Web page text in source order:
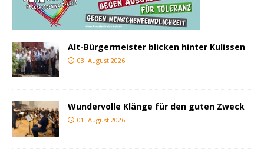
Alt-Bürgermeister blicken hinter Kulissen
03. August 2026
Wundervolle Klänge für den guten Zweck
01. August 2026